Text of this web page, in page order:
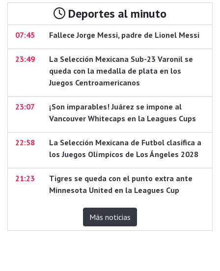
Deportes al minuto
07:45 Fallece Jorge Messi, padre de Lionel Messi
23:49
La Selección Mexicana Sub-23 Varonil se
queda con la medalla de plata en los
Juegos Centroamericanos
23:07
¡Son imparables! Juárez se impone al
Vancouver Whitecaps en la Leagues Cups
22:58
La Selección Mexicana de Futbol clasifica a
los Juegos Olímpicos de Los Ángeles 2028
21:23
Tigres se queda con el punto extra ante
Minnesota United en la Leagues Cup
Más noticias